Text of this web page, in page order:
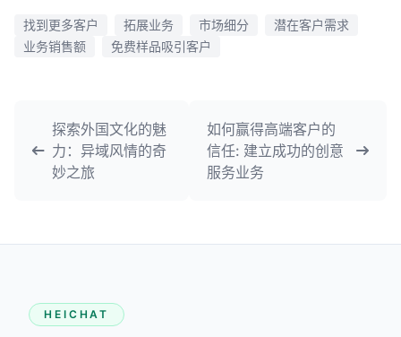
找到更多客户 拓展业务 市场细分
潜在客户需求
业务销售额
免费样品吸引客户
探索外国文化的魅
力：异域风情的奇
妙之旅
如何赢得高端客户的
信任: 建立成功的创意
服务业务
HEICHAT